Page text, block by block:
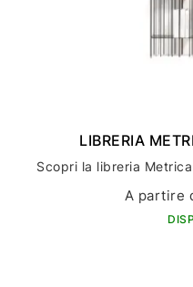
LIBRERIA
A partire